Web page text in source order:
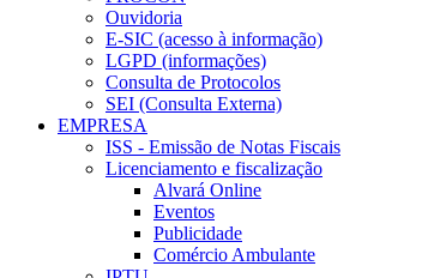
Ouvidoria
E-SIC (acesso à informação)
LGPD (informações)
Consulta de Protocolos
SEI (Consulta Externa)
EMPRESA
ISS - Emissão de Notas Fiscais
Licenciamento e fiscalização
Alvará Online
Eventos
Publicidade
Comércio Ambulante